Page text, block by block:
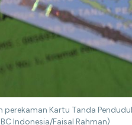
perekaman Kartu Tanda
Indonesia/Faisal Rahman)